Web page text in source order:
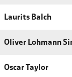
Laurits Balch
Oliver Lohmann
Oscar Taylor